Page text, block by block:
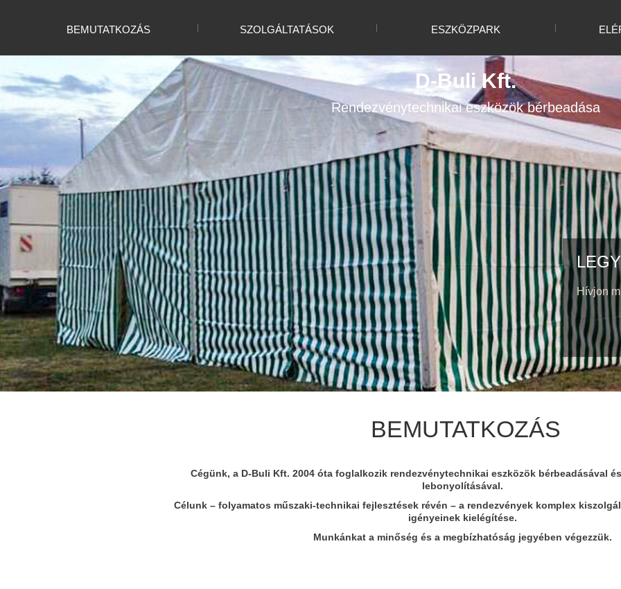
BEMUTATKOZÁS SZOLGÁLTATÁSOK ESZKÖZPARK
D-Buli Kft.
Rendezvénytechnikai eszközök bérbeadása
Hívjon
BEMUTATKOZÁS
Cégünk, a D-Buli Kft. 2004 óta foglalkozik rendezvénytechnikai eszközök bérbeadásával
lebonyolításával.
Célunk – folyamatos műszaki-technikai fejlesztések révén – a rendezvények komplex
igényeinek kielégítése.
Munkánkat a minőség és a megbízhatóság jegyében végezzük.